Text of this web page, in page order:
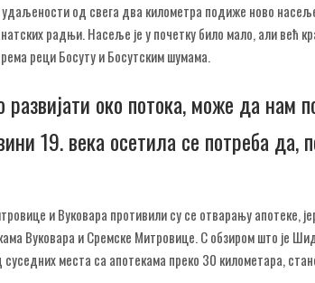
удаљености од свега два километра подиже ново
радњи. Насеље је у почетку било мало, али већ
реци Босуту и Босутским шумама.
око потока, може да нам
19. века осетила се потреба да,
и Вуковара противили су се отварању апотеке,
Вуковара и Сремске Митровице. С обзиром што је
суседних места са апотекама преко 30 километара,